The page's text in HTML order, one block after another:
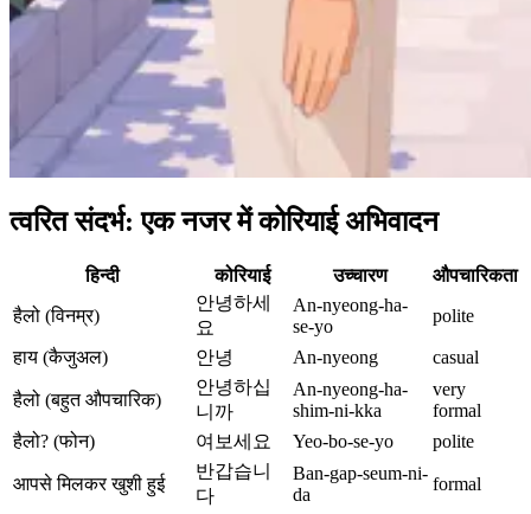
त्वरित संदर्भ: एक नजर में कोरियाई अभिवादन
हिन्दी कोरियाई उच्चारण
औपचारिकता
हैलो (विनम्र)
안녕하세
요
An-nyeong-ha-
se-yo
polite
हाय (कैजुअल) 안녕 An-nyeong casual
हैलो (बहुत औपचारिक)
안녕하십
니까
An-nyeong-ha-
shim-ni-kka
very
formal
हैलो? (फोन)
여보세요 Yeo-bo-se-yo polite
आपसे मिलकर खुशी हुई
반갑습니
다
Ban-gap-seum-ni-
da
formal